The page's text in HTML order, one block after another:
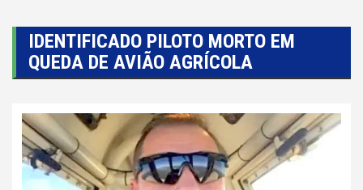
IDENTIFICADO PILOTO MORTO EM
QUEDA DE AVIÃO AGRÍCOLA